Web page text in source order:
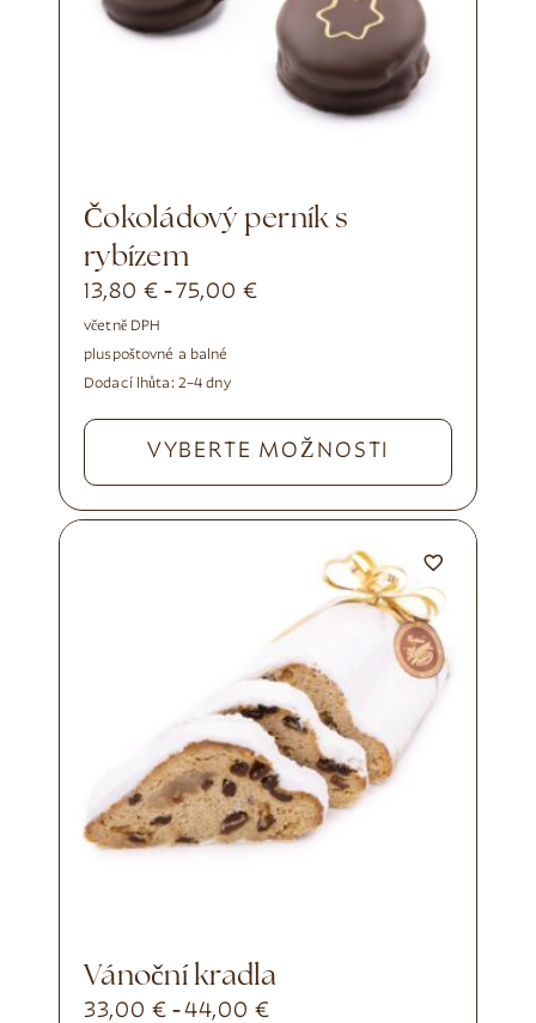
Čokoládový perník s
rybízem
13,80 € -75,00€
včetně DPH
pluspoštovné a balné
Dodací lhůta: 2–4 dny
VYBERTE MOŽNOSTI
Vánoční kradla
33,00 € -44,00€